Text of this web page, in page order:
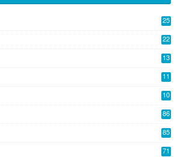
25
22
13
11
10
86
85
71